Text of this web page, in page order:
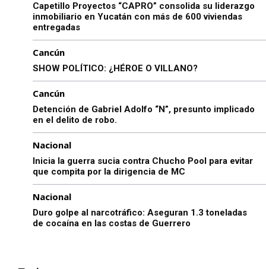
Capetillo Proyectos “CAPRO” consolida su liderazgo
inmobiliario en Yucatán con más de 600 viviendas
entregadas
Cancún
SHOW POLÍTICO: ¿HÉROE O VILLANO?
Cancún
Detención de Gabriel Adolfo “N”, presunto implicado
en el delito de robo.
Nacional
Inicia la guerra sucia contra Chucho Pool para evitar
que compita por la dirigencia de MC
Nacional
Duro golpe al narcotráfico: Aseguran 1.3 toneladas
de cocaína en las costas de Guerrero